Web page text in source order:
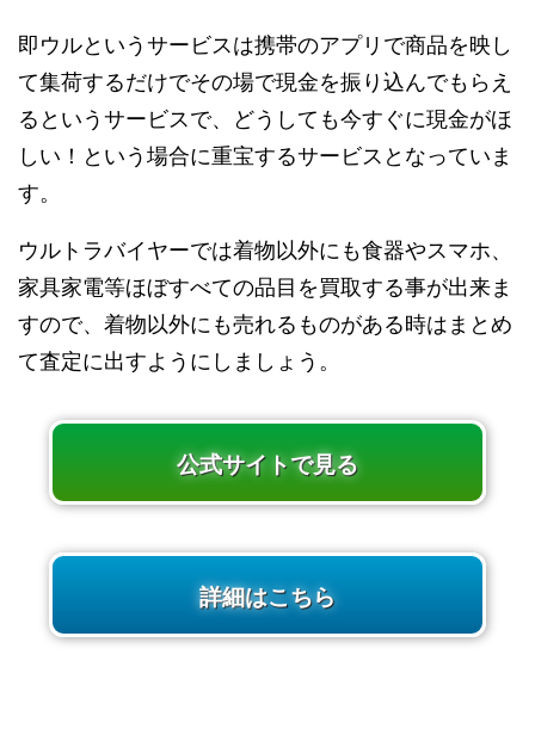
即ウルというサービスは携帯のアプリで商品を映し
て集荷するだけでその場で現金を振り込んでもらえ
るというサービスで、どうしても今すぐに現金がほ
しい！という場合に重宝するサービスとなっていま
す。
ウルトラバイヤーでは着物以外にも食器やスマホ、
家具家電等ほぼすべての品目を買取する事が出来ま
すので、着物以外にも売れるものがある時はまとめ
て査定に出すようにしましょう。
公式サイトで見る
詳細はこちら